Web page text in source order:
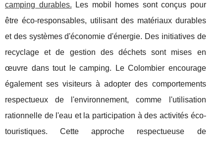
camping durables. Les mobil homes sont conçus pour
être éco-responsables, utilisant des matériaux durables
et des systèmes d'économie d'énergie. Des initiatives de
recyclage et de gestion des déchets sont mises en
œuvre dans tout le camping. Le Colombier encourage
également ses visiteurs à adopter des comportements
respectueux de l'environnement, comme l'utilisation
rationnelle de l'eau et la participation à des activités éco-
touristiques. Cette approche respectueuse de